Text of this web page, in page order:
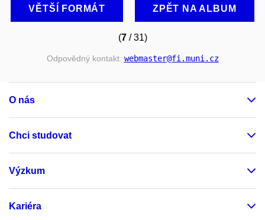
VĚTŠÍ FORMÁT ZPĚT NA ALBUM
(7/ 31)
Odpovědný kontakt: webmaster@fi.muni.cz
O nás
Chci studovat
Výzkum
Kariéra